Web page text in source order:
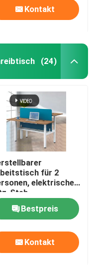
Kontakt
(24)
für 2
elektrischer
Steh-
Heben
Bestpreis
Kontakt